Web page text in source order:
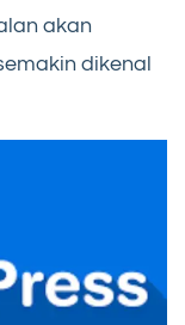
akan
dikenal